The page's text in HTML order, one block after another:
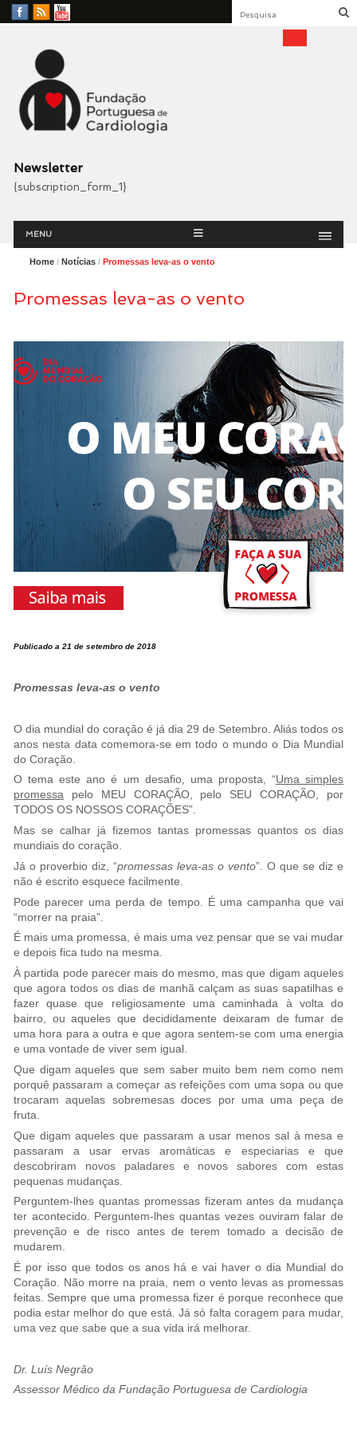
Facebook
RSS
YouTube
Fundação Portuguesa
Cardiologia
Newsletter
{subscription_form_1}
Menu
MENU
Home/ Notícias/ Promessas leva-as o vento
Promessas leva-as o vento
Publicado a 21 de setembro de 2018
Promessas leva-as o vento
O dia mundial do coração é já dia 29 de Setembro. Aliás todos os
anos nesta data comemora-se em todo o mundo o Dia Mundial
do Coração.
O tema este ano é um desafio, uma proposta, “Uma simples
promessapelo MEU CORAÇÃO, pelo SEU CORAÇÃO, por
TODOS OS NOSSOS CORAÇÕES”.
Mas se calhar já fizemos tantas promessas quantos os dias
mundiais do coração.
Já o proverbio diz, “promessas leva-as o vento”. O que se diz e
não é escrito esquece facilmente.
Pode parecer uma perda de tempo. É uma campanha que vai
“morrer na praia”.
É mais uma promessa, é mais uma vez pensar que se vai mudar
e depois fica tudo na mesma.
À partida pode parecer mais do mesmo, mas que digam aqueles
que agora todos os dias de manhã calçam as suas sapatilhas e
fazer quase que religiosamente uma caminhada à volta do
bairro, ou aqueles que decididamente deixaram de fumar de
uma hora para a outra e que agora sentem-se com uma energia
e uma vontade de viver sem igual.
Que digam aqueles que sem saber muito bem nem como nem
porquê passaram a começar as refeições com uma sopa ou que
trocaram aquelas sobremesas doces por uma uma peça de
fruta.
Que digam aqueles que passaram a usar menos sal à mesa e
passaram a usar ervas aromáticas e especiarias e que
descobriram novos paladares e novos sabores com estas
pequenas mudanças.
Perguntem-lhes quantas promessas fizeram antes da mudança
ter acontecido. Perguntem-lhes quantas vezes ouviram falar de
prevenção e de risco antes de terem tomado a decisão de
mudarem.
É por isso que todos os anos há e vai haver o dia Mundial do
Coração. Não morre na praia, nem o vento levas as promessas
feitas. Sempre que uma promessa fizer é porque reconhece que
podia estar melhor do que está. Já só falta coragem para mudar,
uma vez que sabe que a sua vida irá melhorar.
Dr. Luís Negrão
Assessor Médico da Fundação Portuguesa de Cardiologia